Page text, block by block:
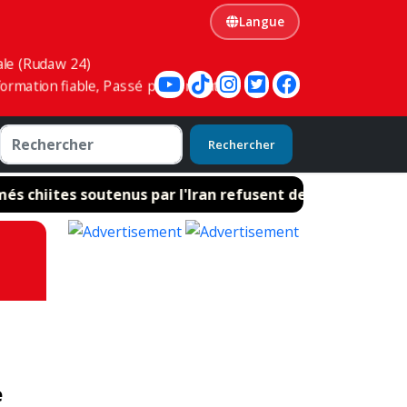
Langue
(Rudaw 24)
fiable, Passé présent futur
Rechercher
soutenus par l'Iran refusent de désarmer